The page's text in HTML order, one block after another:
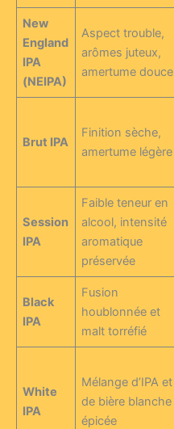
New
England
IPA
(NEIPA)
Aspect trouble,
arômes juteux,
amertume douce
Brut IPA
Finition sèche,
amertume légère
Session
IPA
Faible teneur en
alcool, intensité
aromatique
préservée
Black
IPA
Fusion
houblonnée et
malt torréfié
White
IPA
Mélange d’IPA et
de bière blanche
épicée